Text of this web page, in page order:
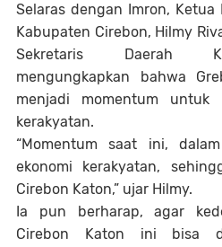
Selaras dengan Imron,
Kabupaten Cirebon, Hilmy
Sekretaris Daerah
mengungkapkan bahwa
menjadi momentum untuk
kerakyatan.
“Momentum saat ini,
ekonomi kerakyatan,
Cirebon Katon,” ujar Hilmy.
Ia pun berharap, agar
Cirebon Katon ini bisa